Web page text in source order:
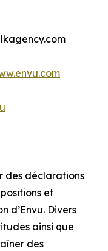
des déclarations
et
d’Envu. Divers
ainsi que
des